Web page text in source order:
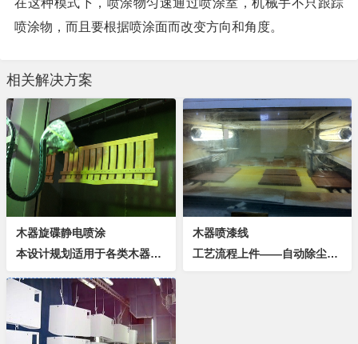
喷涂物，而且要根据喷涂面而改变方向和角度。
相关解决方案
木器旋碟静电喷涂
本设计规划适用于各类木器家具的喷涂工艺，具有以下优势高效利用产地，降低运输能耗一次设计、满足纲领。满足产品质量及工艺要求。平面合理布置、方便组织生产及维护的需要。设计做到“安全生产、文明生产”的原则，满足国家有关技术安全规定。满足环保、卫生...
木器喷漆线
工艺流程上件——自动除尘——自动喷漆——手动喷漆——自动喷漆——手动喷漆——流平自干——下件 一.设计数据:1.产品名称:木制件;标准工件尺寸:2.5m(L)*0.25m(W)*1.5m(H)(2件/挂) 最大工件尺寸:...